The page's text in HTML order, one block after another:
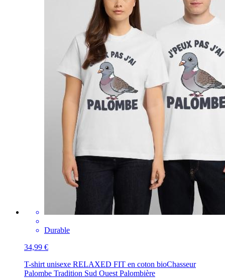
Durable
34,99 €
T-shirt unisexe RELAXED FIT en coton bioChasseur
Palombe Tradition Sud Ouest Palombière